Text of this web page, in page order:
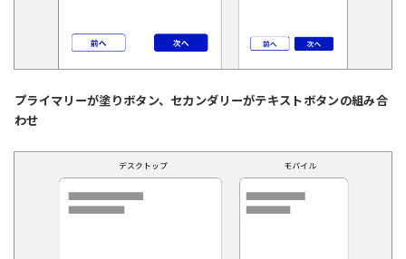
プライマリーが塗りボタン、セカンダリーがテキストボタンの組み合
わせ